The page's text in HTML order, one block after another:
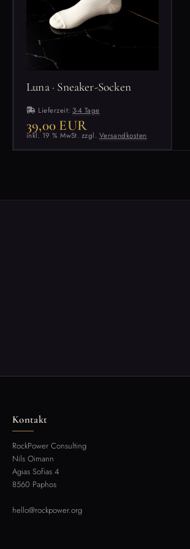
Luna · Sneaker-Socken
Lieferzeit: 3-4 Tage
39,00 EUR
inkl. 19 % MwSt. zzgl. Versandkosten
Kontakt
RockPower Consulting
Nils Oimann
Agias Sofias 4
8560 Paphos
hello@rockpower.org